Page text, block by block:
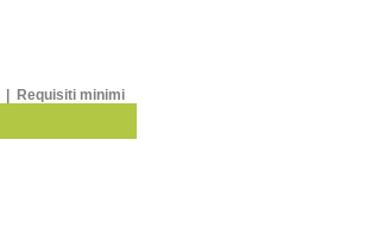
Requisiti minimi